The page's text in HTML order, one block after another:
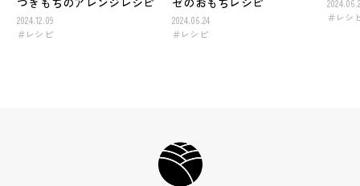
2024.12.09
＃レシピ
2024.06.24
＃レシピ
＃レシ